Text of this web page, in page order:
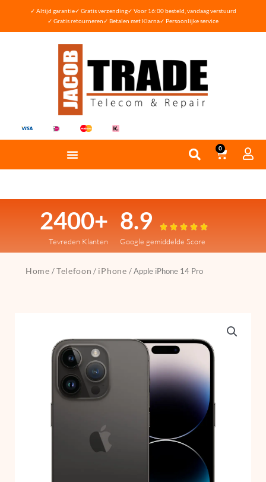
✓ Altijd garantie✓ Gratis verzending✓ Voor 16:00 besteld, vandaag verstuurd
✓ Gratis retourneren✓ Betalen met Klarna✓ Persoonlijke service
0
2400+
Tevreden Klanten
8.9     
Google gemiddelde Score
Home / Telefoon / iPhone / Apple iPhone 14 Pro